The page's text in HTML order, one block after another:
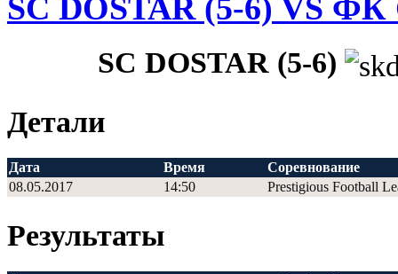
SC DOSTAR (5-6) VS
SC DOSTAR (5-6)
Детали
Дата Время
Соревнование
08.05.2017
14:50 Prestigious Football
Результаты